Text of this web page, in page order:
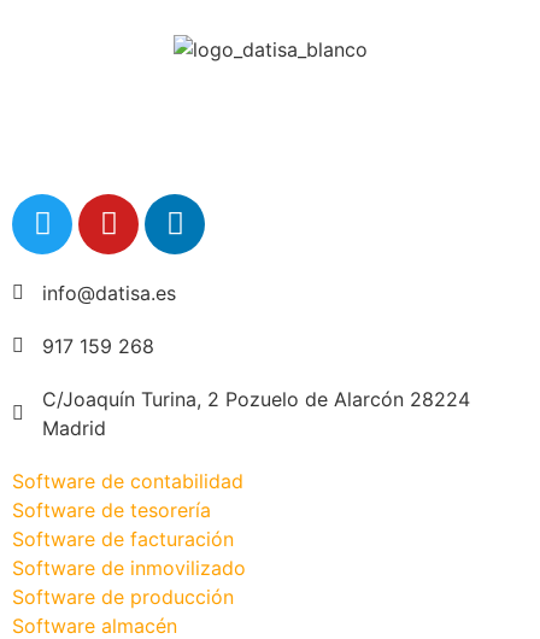
info@datisa.es
917 159 268
C/Joaquín Turina, 2 Pozuelo de Alarcón 28224
Madrid
Software de contabilidad
Software de tesorería
Software de facturación
Software de inmovilizado
Software de producción
Software almacén